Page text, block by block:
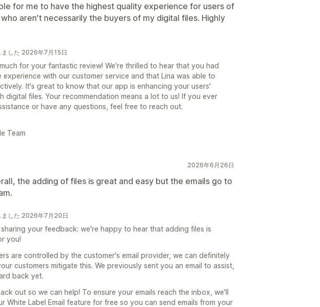
for me to have the highest quality experience for users of
aren't necessarily the buyers of my digital files. Highly
した 2026年7月15日
for your fantastic review! We're thrilled to hear that you had
experience with our customer service and that Lina was able to
It's great to know that our app is enhancing your users'
digital files. Your recommendation means a lot to us! If you ever
or have any questions, feel free to reach out.
Team
2026年6月26日
the adding of files is great and easy but the emails go to
した 2026年7月20日
your feedback; we're happy to hear that adding files is
you!
are controlled by the customer's email provider, we can definitely
customers mitigate this. We previously sent you an email to assist,
back yet.
out so we can help! To ensure your emails reach the inbox, we'll
White Label Email feature for free so you can send emails from your